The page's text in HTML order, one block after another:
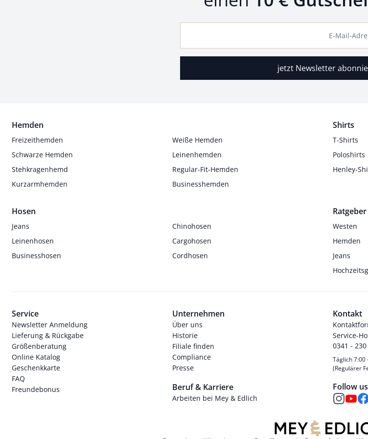
E-Mail-
jetzt Newsletter
Hemden
Freizeithemden
Weiße Hemden
Schwarze Hemden
Leinenhemden
Stehkragenhemd
Regular-Fit-Hemden
Kurzarmhemden
Businesshemden
Shirts
T-Shirts
Poloshirts
Henley-
Hosen
Jeans
Chinohosen
Leinenhosen
Cargohosen
Businesshosen
Cordhosen
Ratgeber
Westen
Hemden
Jeans
Service
Newsletter Anmeldung
Lieferung & Rückgabe
Größenberatung
Online Katalog
Geschenkkarte
FAQ
Freundebonus
Unternehmen
Über uns
Historie
Filiale finden
Compliance
Presse
Beruf & Karriere
Arbeiten bei Mey & Edlich
Kontakt
Service-
0341 -
Täglich 7:00
(Regulärer
Follow us